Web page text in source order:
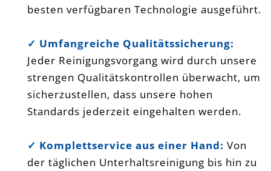
besten verfügbaren Technologie ausgeführt.
✓ Umfangreiche Qualitätssicherung:
Jeder Reinigungsvorgang wird durch unsere
strengen Qualitätskontrollen überwacht, um
sicherzustellen, dass unsere hohen
Standards jederzeit eingehalten werden.
✓ Komplettservice aus einer Hand: Von
der täglichen Unterhaltsreinigung bis hin zu